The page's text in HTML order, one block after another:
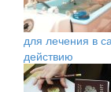
для лечения в
действию